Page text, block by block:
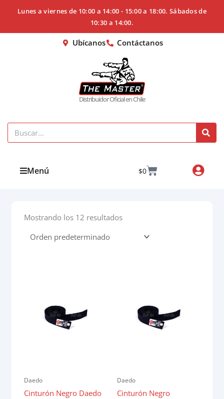
Lunes a viernes de 10:00 a 14:00 - 15:00 a 18:00. Sábados de
10:30 a 14:00.
Ubícanos Contáctanos
Distribuidor Oficial en Chile
Menú $0Cart
Mostrando los 12 resultados
Daedo
Cinturón Negro Daedo
Daedo
Cinturón Negro